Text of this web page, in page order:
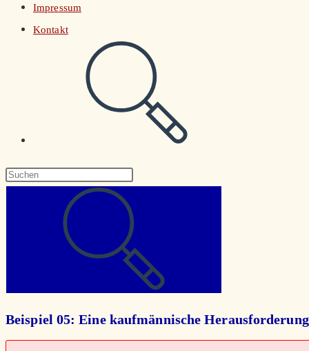
Impressum
Kontakt
Diese
durchsuchen
Beispiel 05: Eine kaufmännische Herausforderung